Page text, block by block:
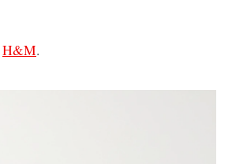
Η&Μ.